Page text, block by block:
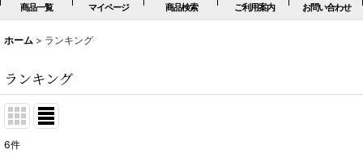
商品一覧 マイページ 商品検索 ご利用案内 お問い合わせ
ホーム > ランキング
ランキング
6件